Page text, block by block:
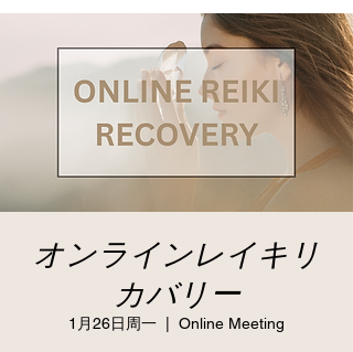
オンラインレイキリ
カバリー
1月26日周一 Online Meeting